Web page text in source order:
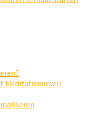
Meditatiekussen